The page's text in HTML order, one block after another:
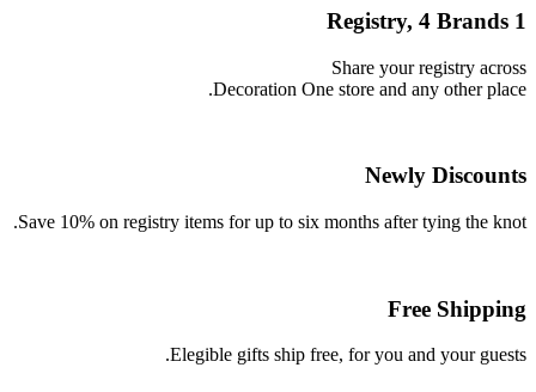
1 Registry, 4 Brands
Share your registry across
Decoration One store and any other place.
Newly Discounts
Save 10% on registry items for up to six months after tying the knot.
Free Shipping
Elegible gifts ship free, for you and your guests.